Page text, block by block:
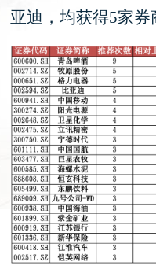
亚迪，均获得5家